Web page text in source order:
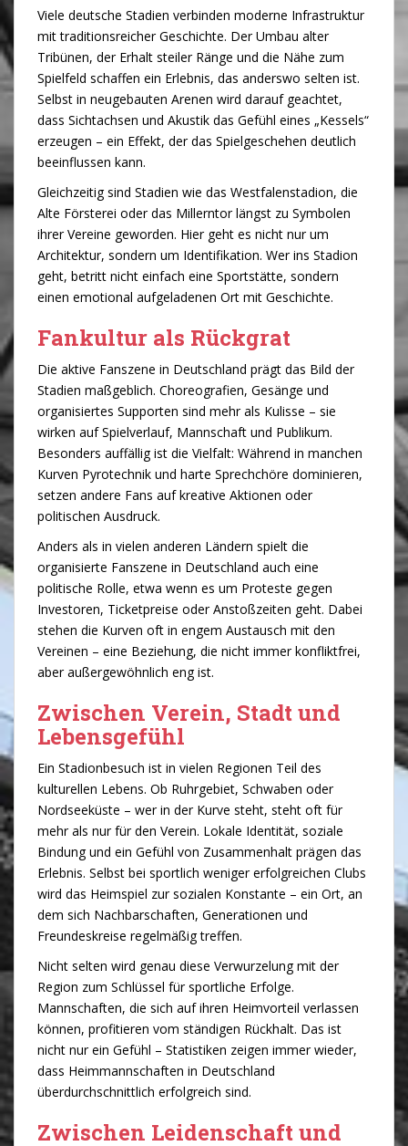
Viele deutsche Stadien verbinden moderne Infrastruktur
mit traditionsreicher Geschichte. Der Umbau alter
Tribünen, der Erhalt steiler Ränge und die Nähe zum
Spielfeld schaffen ein Erlebnis, das anderswo selten ist.
Selbst in neugebauten Arenen wird darauf geachtet,
dass Sichtachsen und Akustik das Gefühl eines „Kessels“
erzeugen – ein Effekt, der das Spielgeschehen deutlich
beeinflussen kann.
Gleichzeitig sind Stadien wie das Westfalenstadion, die
Alte Försterei oder das Millerntor längst zu Symbolen
ihrer Vereine geworden. Hier geht es nicht nur um
Architektur, sondern um Identifikation. Wer ins Stadion
geht, betritt nicht einfach eine Sportstätte, sondern
einen emotional aufgeladenen Ort mit Geschichte.
Fankultur als Rückgrat
Die aktive Fanszene in Deutschland prägt das Bild der
Stadien maßgeblich. Choreografien, Gesänge und
organisiertes Supporten sind mehr als Kulisse – sie
wirken auf Spielverlauf, Mannschaft und Publikum.
Besonders auffällig ist die Vielfalt: Während in manchen
Kurven Pyrotechnik und harte Sprechchöre dominieren,
setzen andere Fans auf kreative Aktionen oder
politischen Ausdruck.
Anders als in vielen anderen Ländern spielt die
organisierte Fanszene in Deutschland auch eine
politische Rolle, etwa wenn es um Proteste gegen
Investoren, Ticketpreise oder Anstoßzeiten geht. Dabei
stehen die Kurven oft in engem Austausch mit den
Vereinen – eine Beziehung, die nicht immer konfliktfrei,
aber außergewöhnlich eng ist.
Zwischen Verein, Stadt und
Lebensgefühl
Ein Stadionbesuch ist in vielen Regionen Teil des
kulturellen Lebens. Ob Ruhrgebiet, Schwaben oder
Nordseeküste – wer in der Kurve steht, steht oft für
mehr als nur für den Verein. Lokale Identität, soziale
Bindung und ein Gefühl von Zusammenhalt prägen das
Erlebnis. Selbst bei sportlich weniger erfolgreichen Clubs
wird das Heimspiel zur sozialen Konstante – ein Ort, an
dem sich Nachbarschaften, Generationen und
Freundeskreise regelmäßig treffen.
Nicht selten wird genau diese Verwurzelung mit der
Region zum Schlüssel für sportliche Erfolge.
Mannschaften, die sich auf ihren Heimvorteil verlassen
können, profitieren vom ständigen Rückhalt. Das ist
nicht nur ein Gefühl – Statistiken zeigen immer wieder,
dass Heimmannschaften in Deutschland
überdurchschnittlich erfolgreich sind.
Zwischen Leidenschaft und